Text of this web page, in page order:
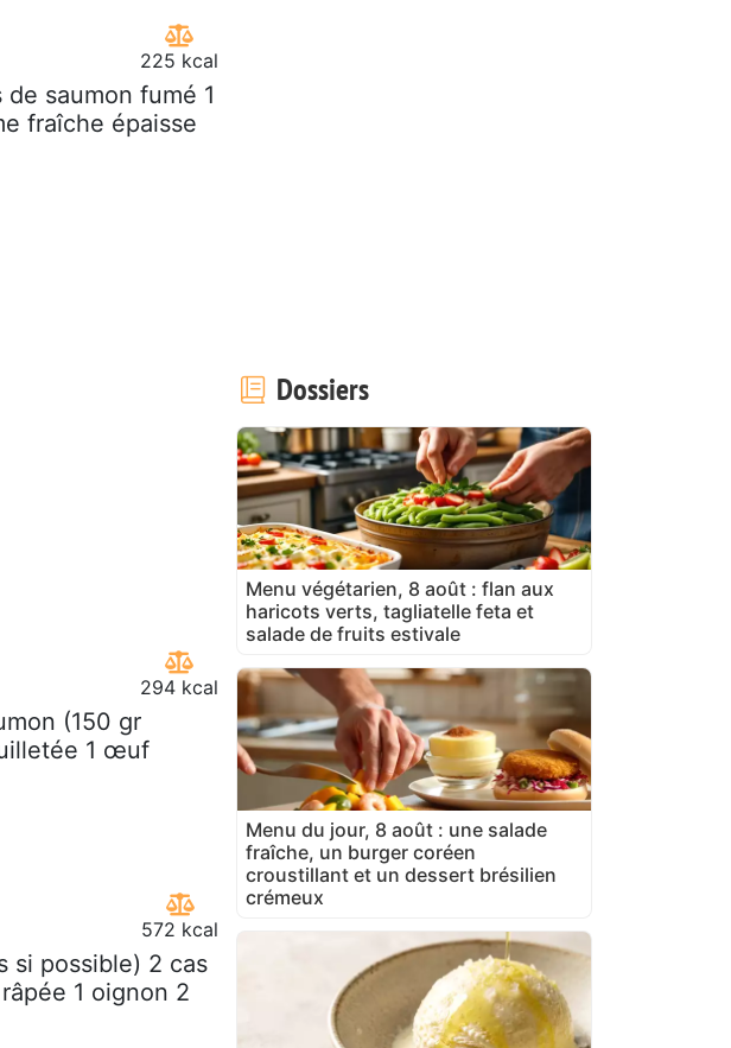
225 kcal
saumon fumé 1
fraîche épaisse
294 kcal
(150 gr
1 œuf
572 kcal
si possible) 2 cas
1 oignon 2
Dossiers
Menu végétarien, 8 août : flan aux
haricots verts, tagliatelle feta et
salade de fruits estivale
Menu du jour, 8 août : une salade
fraîche, un burger coréen
croustillant et un dessert brésilien
crémeux